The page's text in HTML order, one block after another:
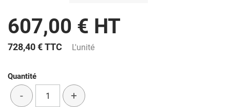
607,00 € HT
728,40 €TTC L'unité
Quantité
- +